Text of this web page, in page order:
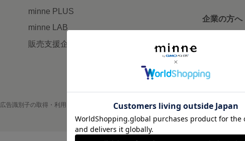
minne PLUS
minne LAB
販売支援企画・イベント
企業の方へ
広告識別子の取得・利用 プライバシーポリシー 会社概要 採用情報 メディアキット
©GMO Pepabo, Inc. All rights reserved.